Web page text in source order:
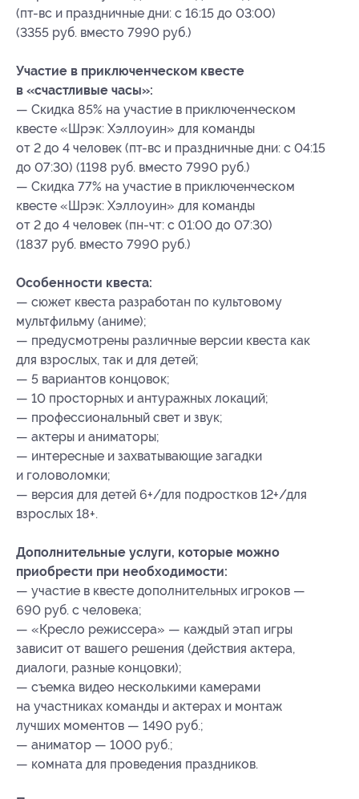
(пт-вс и праздничные дни: с 16:15 до 03:00)
(3355 руб. вместо 7990 руб.)
Участие в приключенческом квесте
в «счастливые часы»:
— Скидка 85% на участие в приключенческом
квесте «Шрэк: Хэллоуин» для команды
от 2 до 4 человек (пт-вс и праздничные дни: с 04:15
до 07:30) (1198 руб. вместо 7990 руб.)
— Скидка 77% на участие в приключенческом
квесте «Шрэк: Хэллоуин» для команды
от 2 до 4 человек (пн-чт: с 01:00 до 07:30)
(1837 руб. вместо 7990 руб.)
Особенности квеста:
— сюжет квеста разработан по культовому
мультфильму (аниме);
— предусмотрены различные версии квеста как
для взрослых, так и для детей;
— 5 вариантов концовок;
— 10 просторных и антуражных локаций;
— профессиональный свет и звук;
— актеры и аниматоры;
— интересные и захватывающие загадки
и головоломки;
— версия для детей 6+/для подростков 12+/для
взрослых 18+.
Дополнительные услуги, которые можно
приобрести при необходимости:
— участие в квесте дополнительных игроков —
690 руб. с человека;
— «Кресло режиссера» — каждый этап игры
зависит от вашего решения (действия актера,
диалоги, разные концовки);
— съемка видео несколькими камерами
на участниках команды и актерах и монтаж
лучших моментов — 1490 руб.;
— аниматор — 1000 руб.;
— комната для проведения праздников.